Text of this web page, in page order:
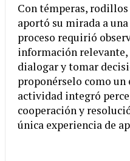
Con témperas,
aportó su mirada a
proceso requirió
información
dialogar y tomar
proponérselo como
actividad integró
cooperación y
única experiencia de